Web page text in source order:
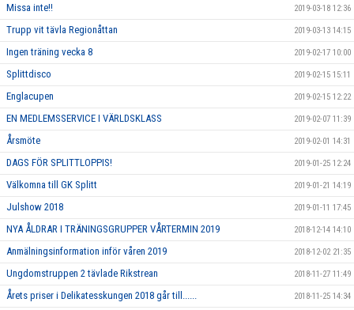
Missa inte!! 2019-03-18 12:36
Trupp vit tävla Regionåttan 2019-03-13 14:15
Ingen träning vecka 8 2019-02-17 10:00
Splittdisco 2019-02-15 15:11
Englacupen 2019-02-15 12:22
EN MEDLEMSSERVICE I VÄRLDSKLASS 2019-02-07 11:39
Årsmöte 2019-02-01 14:31
DAGS FÖR SPLITTLOPPIS! 2019-01-25 12:24
Välkomna till GK Splitt 2019-01-21 14:19
Julshow 2018 2019-01-11 17:45
NYA ÅLDRAR I TRÄNINGSGRUPPER VÅRTERMIN 2019 2018-12-14 14:10
Anmälningsinformation inför våren 2019 2018-12-02 21:35
Ungdomstruppen 2 tävlade Rikstrean 2018-11-27 11:49
Årets priser i Delikatesskungen 2018 går till...... 2018-11-25 14:34